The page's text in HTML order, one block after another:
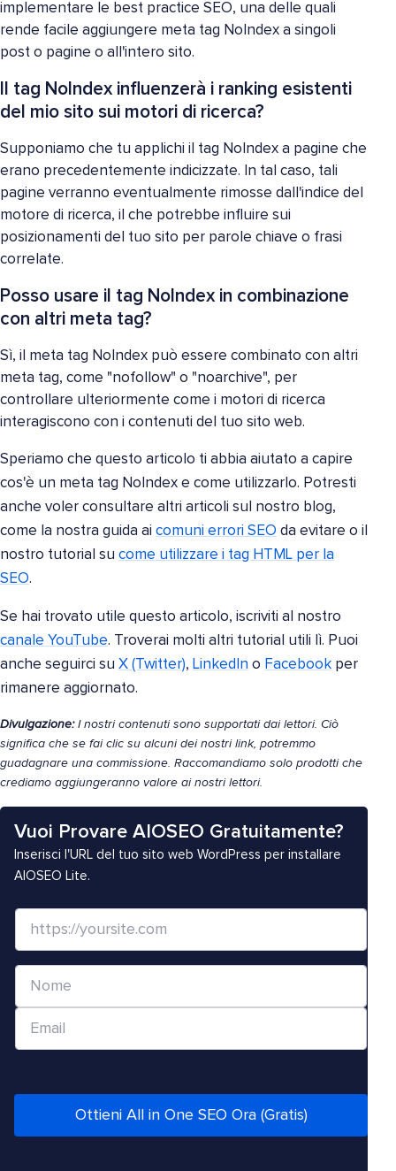
implementare le best practice SEO, una delle quali
rende facile aggiungere meta tag NoIndex a singoli
post o pagine o all'intero sito.
Il tag NoIndex influenzerà i ranking esistenti
del mio sito sui motori di ricerca?
Supponiamo che tu applichi il tag NoIndex a pagine che
erano precedentemente indicizzate. In tal caso, tali
pagine verranno eventualmente rimosse dall'indice del
motore di ricerca, il che potrebbe influire sui
posizionamenti del tuo sito per parole chiave o frasi
correlate.
Posso usare il tag NoIndex in combinazione
con altri meta tag?
Sì, il meta tag NoIndex può essere combinato con altri
meta tag, come "nofollow" o "noarchive", per
controllare ulteriormente come i motori di ricerca
interagiscono con i contenuti del tuo sito web.
Speriamo che questo articolo ti abbia aiutato a capire
cos'è un meta tag NoIndex e come utilizzarlo. Potresti
anche voler consultare altri articoli sul nostro blog,
come la nostra guida ai comuni errori SEO da evitare o il
nostro tutorial su come utilizzare i tag HTML per la
SEO.
Se hai trovato utile questo articolo, iscriviti al nostro
canale YouTube. Troverai molti altri tutorial utili lì. Puoi
anche seguirci su X (Twitter), LinkedIn o Facebook per
rimanere aggiornato.
Divulgazione:I nostri contenuti sono supportati dai lettori. Ciò
significa che se fai clic su alcuni dei nostri link, potremmo
guadagnare una commissione. Raccomandiamo solo prodotti che
crediamo aggiungeranno valore ai nostri lettori.
Vuoi Provare AIOSEO Gratuitamente?
Inserisci l'URL del tuo sito web WordPress per installare
AIOSEO Lite.
t
W
R
e
*
Ottieni All in One SEO Ora (Gratis)